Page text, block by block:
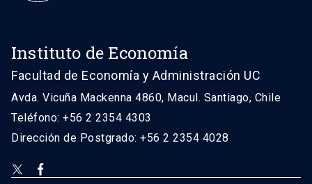
Instituto de Economía
Facultad de Economía y Administración UC
Avda. Vicuña Mackenna 4860, Macul. Santiago, Chile
Teléfono: +56 2 2354 4303
Dirección de Postgrado: +56 2 2354 4028